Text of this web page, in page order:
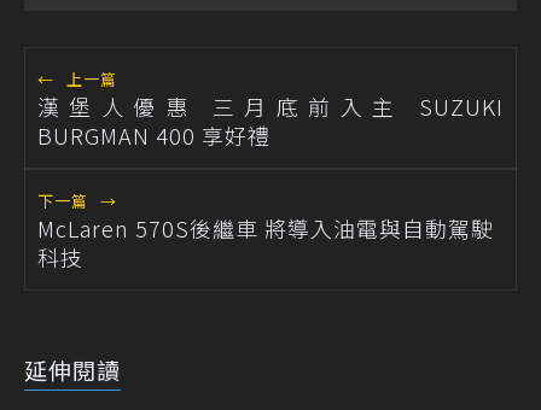
← 上一篇
漢堡人優惠 三月底前入主 SUZUKI
BURGMAN 400 享好禮
下一篇 →
McLaren 570S後繼車 將導入油電與自動駕駛
科技
延伸閱讀